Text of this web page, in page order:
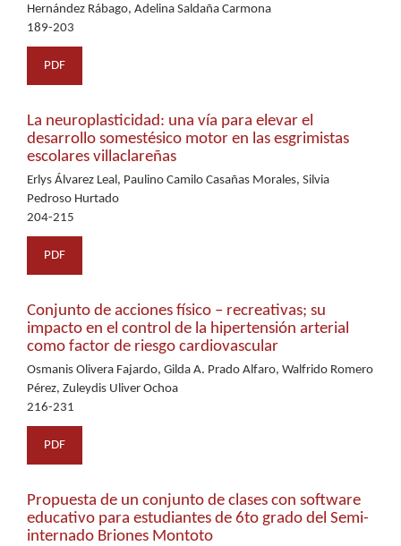
Hernández Rábago, Adelina Saldaña Carmona
189-203
PDF
La neuroplasticidad: una vía para elevar el
desarrollo somestésico motor en las esgrimistas
escolares villaclareñas
Erlys Álvarez Leal, Paulino Camilo Casañas Morales, Silvia
Pedroso Hurtado
204-215
PDF
Conjunto de acciones físico – recreativas; su
impacto en el control de la hipertensión arterial
como factor de riesgo cardiovascular
Osmanis Olivera Fajardo, Gilda A. Prado Alfaro, Walfrido Romero
Pérez, Zuleydis Uliver Ochoa
216-231
PDF
Propuesta de un conjunto de clases con software
educativo para estudiantes de 6to grado del Semi-
internado Briones Montoto